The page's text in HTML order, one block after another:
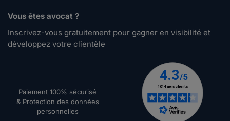
Vous êtes avocat ?
Inscrivez-vous gratuitement pour gagner en visibilité et
développez votre clientèle
Paiement 100% sécurisé
& Protection des données
personnelles